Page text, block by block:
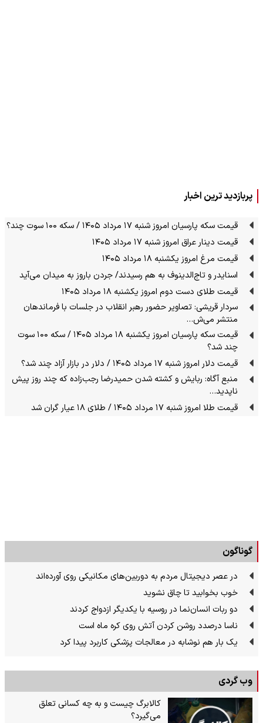
پربازدید ترین اخبار
قیمت سکه پارسیان امروز شنبه ۱۷ مرداد ۱۴۰۵ / سکه ۱۰۰ سوت چند؟
قیمت دینار عراق امروز شنبه ۱۷ مرداد ۱۴۰۵
قیمت مرغ امروز یکشنبه ۱۸ مرداد ۱۴۰۵
اسنایدر و تاج‌الدینوف به هم رسیدند/ جردن باروز به میدان می‌آید
قیمت طلای دست دوم امروز یکشنبه ۱۸ مرداد ۱۴۰۵
سردار قریشی: تصاویر حضور رهبر انقلاب در جلسات با فرماندهان
منتشر می‌ش…
قیمت سکه پارسیان امروز یکشنبه ۱۸ مرداد ۱۴۰۵ / سکه ۱۰۰ سوت
چند شد؟
قیمت دلار امروز شنبه ۱۷ مرداد ۱۴۰۵ / دلار در بازار آزاد چند شد؟
منبع آگاه: ربایش و کشته شدن حمیدرضا رجب‌زاده که چند روز پیش
ناپدید…
قیمت طلا امروز شنبه ۱۷ مرداد ۱۴۰۵ / طلای ۱۸ عیار گران شد
گوناگون
در عصر دیجیتال مردم به دوربین‌های مکانیکی روی آورده‌اند
خوب بخوابید تا چاق نشوید
دو ربات انسان‌نما در روسیه با یکدیگر ازدواج کردند
ناسا درصدد روشن کردن آتش روی کره ماه است
یک بار هم نوشابه در معالجات پزشکی کاربرد پیدا کرد
وب گردی
کالابرگ چیست و به چه کسانی تعلق
می‌گیرد؟